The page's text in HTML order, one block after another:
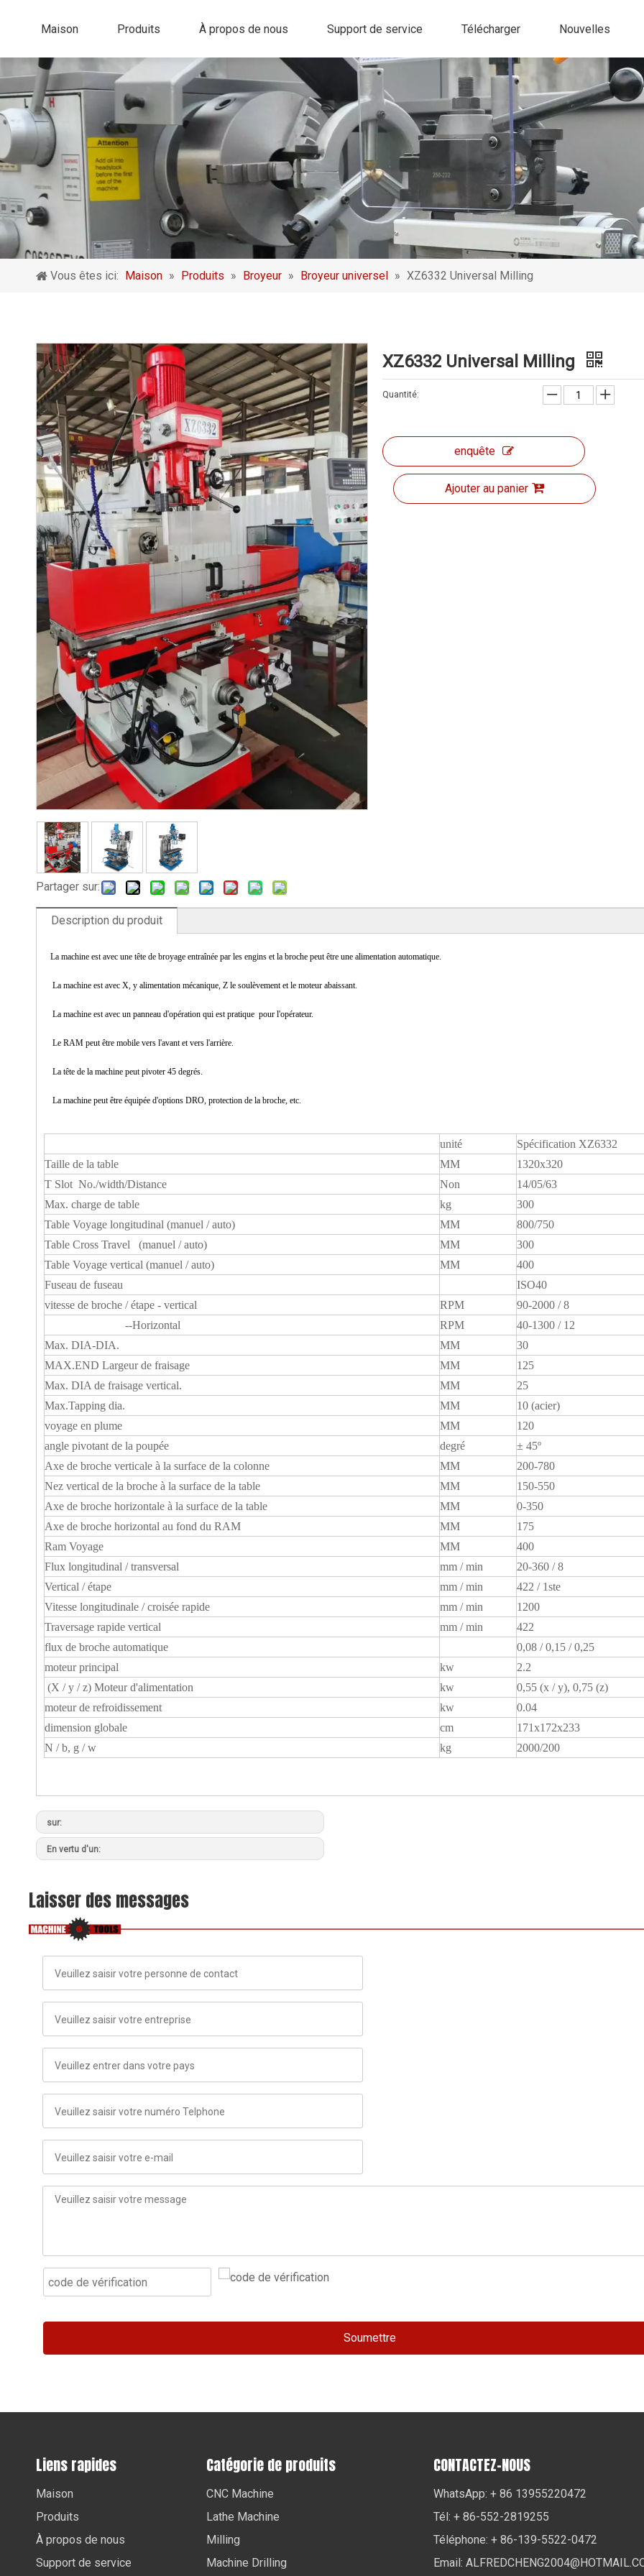
Maison Produits À propos de nous Support de service Télécharger Nouvelles
Vous êtes ici: Maison » Produits » Broyeur » Broyeur universel » XZ6332 Universal Milling
Partager sur:
XZ6332 Universal Milling
Quantité:
enquête
Ajouter au panier
Description du produit
La machine est avec une tête de broyage entraînée par les engins et la broche peut être une alimentation automatique.
La machine est avec X, y alimentation mécanique, Z le soulèvement et le moteur abaissant.
La machine est avec un panneau d'opération qui est pratique pour l'opérateur.
Le RAM peut être mobile vers l'avant et vers l'arrière.
La tête de la machine peut pivoter 45 degrés.
La machine peut être équipée d'options DRO, protection de la broche, etc.
unité
Spécification XZ6332
Taille de la table
MM
1320x320
T Slot No./width/Distance
Non
14/05/63
Max. charge de table
kg
300
Table Voyage longitudinal (manuel / auto)
MM
800/750
Table Cross Travel (manuel / auto)
MM
300
Table Voyage vertical (manuel / auto)
MM
400
Fuseau de fuseau
ISO40
vitesse de broche / étape - vertical
RPM
90-2000 / 8
--Horizontal
RPM
40-1300 / 12
Max. DIA-DIA.
MM
30
MAX.END Largeur de fraisage
MM
125
Max. DIA de fraisage vertical.
MM
25
Max.Tapping dia.
MM
10 (acier)
voyage en plume
MM
120
angle pivotant de la poupée
degré
± 45º
Axe de broche verticale à la surface de la colonne
MM
200-780
Nez vertical de la broche à la surface de la table
MM
150-550
Axe de broche horizontale à la surface de la table
MM
0-350
Axe de broche horizontal au fond du RAM
MM
175
Ram Voyage
MM
400
Flux longitudinal / transversal
mm / min
20-360 / 8
Vertical / étape
mm / min
422 / 1ste
Vitesse longitudinale / croisée rapide
mm / min
1200
Traversage rapide vertical
mm / min
422
flux de broche automatique
0,08 / 0,15 / 0,25
moteur principal
kw
2.2
(X / y / z) Moteur d'alimentation
kw
0,55 (x / y), 0,75 (z)
moteur de refroidissement
kw
0.04
dimension globale
cm
171x172x233
N / b, g / w
kg 2000/200
sur:
En vertu d'un:
Laisser des messages
Soumettre
Liens rapides
Maison
Produits
À propos de nous
Support de service
Catégorie de produits
CNC Machine
Lathe Machine
Milling
Machine Drilling
CONTACTEZ-NOUS
WhatsApp: + 86 13955220472
Tél: + 86-552-2819255
Téléphone: + 86-139-5522-0472
Email: